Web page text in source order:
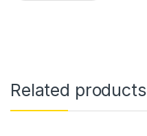
Related products